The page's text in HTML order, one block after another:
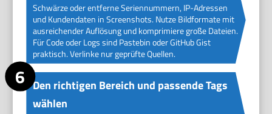
Schwärze oder entferne Seriennummern, IP-Adressen
und Kundendaten in Screenshots. Nutze Bildformate mit
ausreichender Auflösung und komprimiere große Dateien.
Für Code oder Logs sind Pastebin oder GitHub Gist
praktisch. Verlinke nur geprüfte Quellen.
Den richtigen Bereich und passende Tags
wählen